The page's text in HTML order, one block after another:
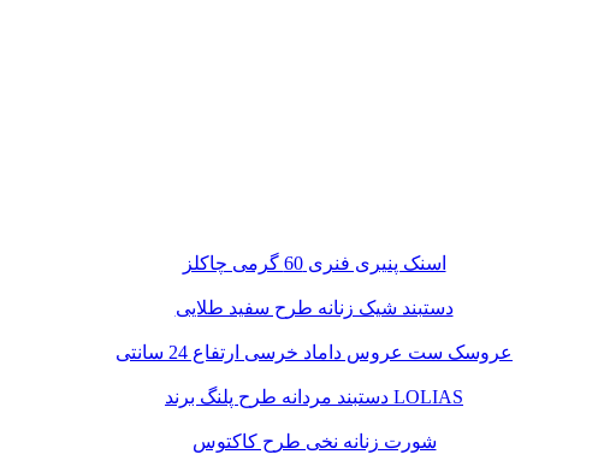
اسنک پنیری فنری 60 گرمی چاکلز
دستبند شیک زنانه طرح سفید طلایی
عروسک ست عروس داماد خرسی ارتفاع 24 سانتی
دستبند مردانه طرح پلنگ برند LOLIAS
شورت زنانه نخی طرح کاکتوس